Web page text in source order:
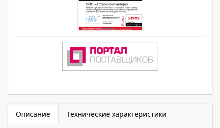
Описание Технические характеристики